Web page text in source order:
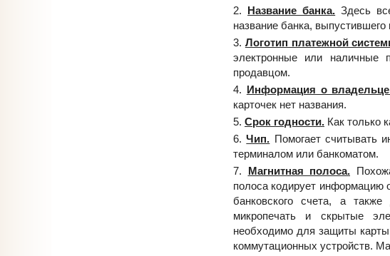
Название банка. Здесь
название банка, выпустившего
Логотип платежной
электронные или наличные
продавцом.
Информация о
карточек нет названия.
Срок годности. Как только
Чип. Помогает считывать
терминалом или банкоматом.
Магнитная полоса.
полоса кодирует информацию
банковского счета, а
микропечать и скрытые
необходимо для защиты
коммутационных устройств.